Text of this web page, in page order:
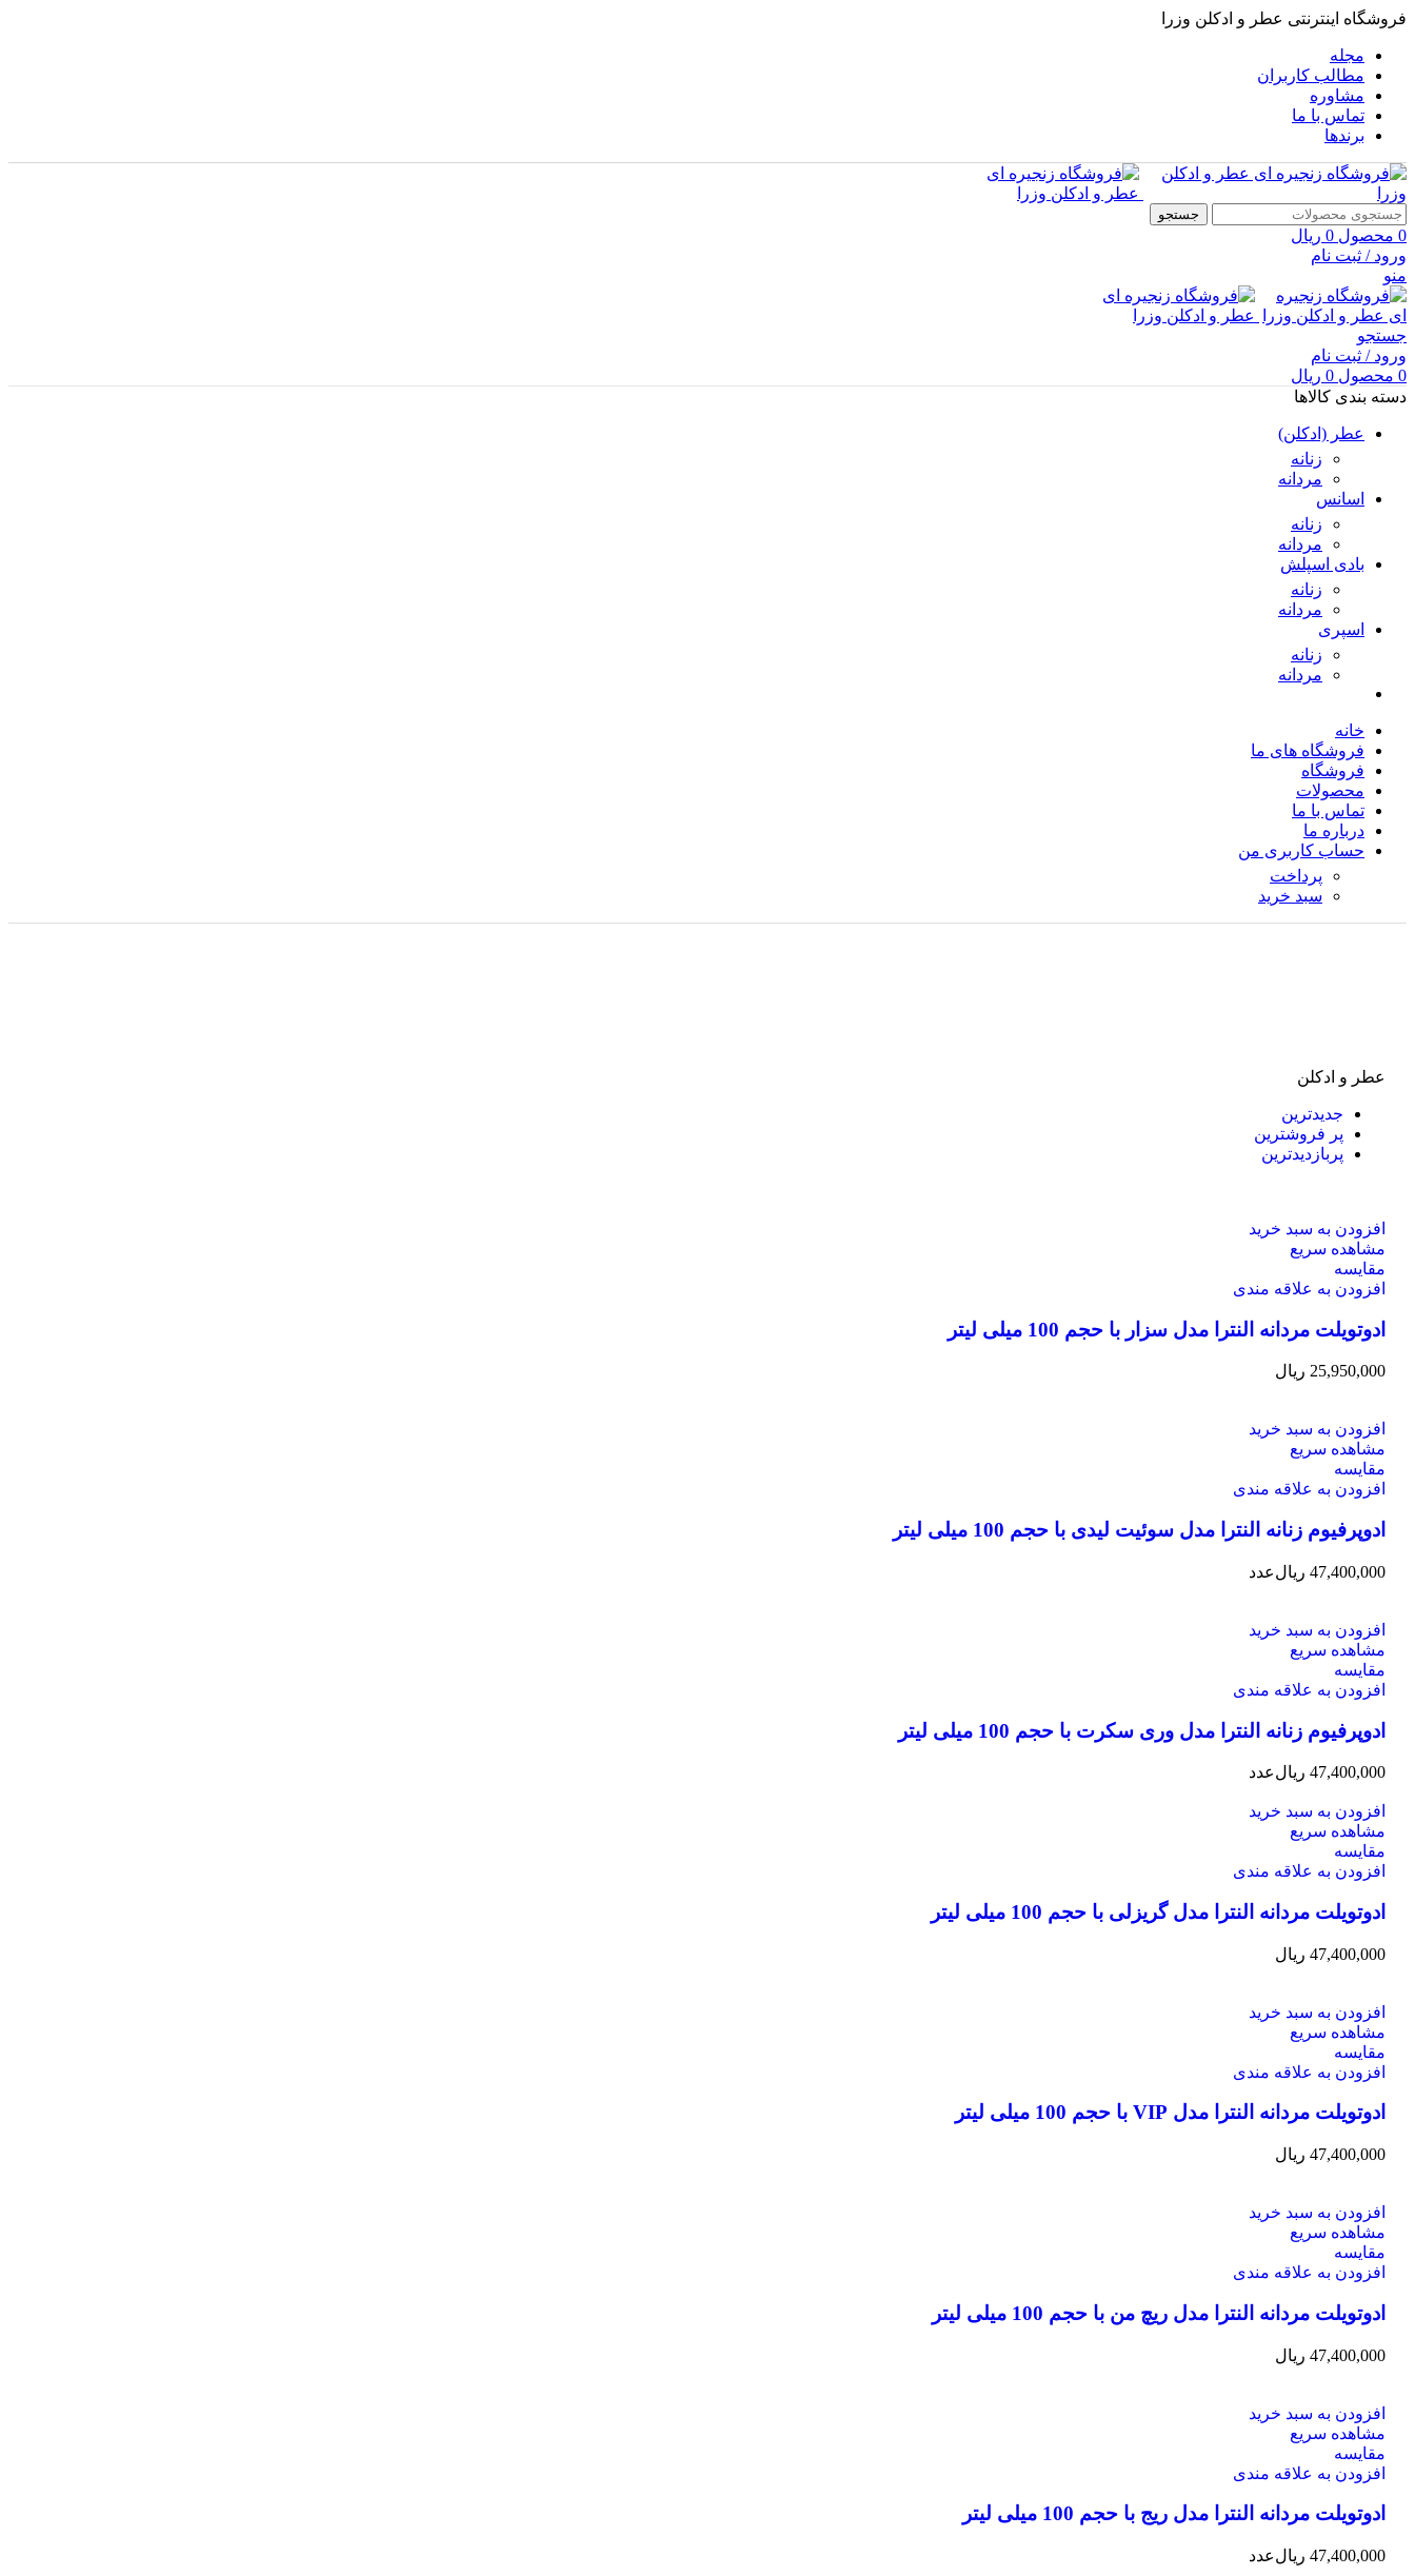
فروشگاه اینترنتی عطر و ادکلن وزرا
مجله
مطالب کاربران
مشاوره
تماس با ما
برندها
جستجو
0 محصول 0 ریال
ورود / ثبت نام
منو
جستجو
ورود / ثبت نام
0 محصول 0 ریال
دسته بندی کالاها
عطر (ادکلن)
زنانه
مردانه
اسانس
زنانه
مردانه
بادی اسپلش
زنانه
مردانه
اسپری
زنانه
مردانه
خانه
فروشگاه های ما
فروشگاه
محصولات
تماس با ما
درباره ما
حساب کاربری من
پرداخت
سبد خرید
عطر و ادکلن
جدیدترین
پر فروشترین
پربازدیدترین
افزودن به سبد خرید
مشاهده سریع
مقایسه
افزودن به علاقه مندی
ادوتویلت مردانه النترا مدل سزار با حجم 100 میلی لیتر
25,950,000 ریال
افزودن به سبد خرید
مشاهده سریع
مقایسه
افزودن به علاقه مندی
ادوپرفیوم زنانه النترا مدل سوئیت لیدی با حجم 100 میلی لیتر
47,400,000 ریالعدد
افزودن به سبد خرید
مشاهده سریع
مقایسه
افزودن به علاقه مندی
ادوپرفیوم زنانه النترا مدل وری سکرت با حجم 100 میلی لیتر
47,400,000 ریالعدد
افزودن به سبد خرید
مشاهده سریع
مقایسه
افزودن به علاقه مندی
ادوتویلت مردانه النترا مدل گریزلی با حجم 100 میلی لیتر
47,400,000 ریال
افزودن به سبد خرید
مشاهده سریع
مقایسه
افزودن به علاقه مندی
ادوتویلت مردانه النترا مدل VIP با حجم 100 میلی لیتر
47,400,000 ریال
افزودن به سبد خرید
مشاهده سریع
مقایسه
افزودن به علاقه مندی
ادوتویلت مردانه النترا مدل ریچ من با حجم 100 میلی لیتر
47,400,000 ریال
افزودن به سبد خرید
مشاهده سریع
مقایسه
افزودن به علاقه مندی
ادوتویلت مردانه النترا مدل ریج با حجم 100 میلی لیتر
47,400,000 ریالعدد